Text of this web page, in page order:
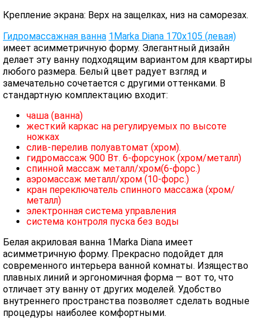
Крепление экрана: Верх на защелках, низ на саморезах.
Гидромассажная ванна 1Marka Diana 170х105 (левая)
имеет асимметричную форму. Элегантный дизайн
делает эту ванну подходящим вариантом для квартиры
любого размера. Белый цвет радует взгляд и
замечательно сочетается с другими оттенками. В
стандартную комплектацию входит:
чаша (ванна)
жесткий каркас на регулируемых по высоте
ножках
слив-перелив полуавтомат (хром).
гидромассаж 900 Вт. 6-форсунок (хром/металл)
спинной массаж металл/хром(6-форс.)
аэромассаж металл/хром (10-форс.)
кран переключатель спинного массажа (хром/
металл)
электронная система управления
система контроля пуска без воды
Белая акриловая ванна 1Marka Diana имеет
асимметричную форму. Прекрасно подойдет для
современного интерьера ванной комнаты. Изящество
плавных линий и эргономичная форма — вот то, что
отличает эту ванну от других моделей. Удобство
внутреннего пространства позволяет сделать водные
процедуры наиболее комфортными.